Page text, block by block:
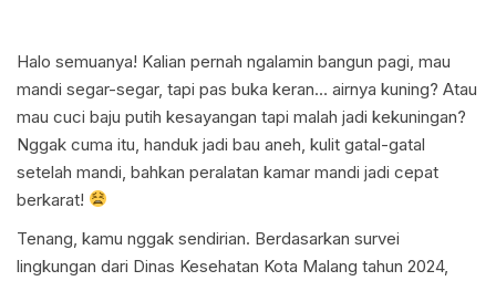
Halo semuanya! Kalian pernah ngalamin bangun pagi, mau
mandi segar-segar, tapi pas buka keran… airnya kuning? Atau
mau cuci baju putih kesayangan tapi malah jadi kekuningan?
Nggak cuma itu, handuk jadi bau aneh, kulit gatal-gatal
setelah mandi, bahkan peralatan kamar mandi jadi cepat
berkarat!
Tenang, kamu nggak sendirian. Berdasarkan survei
lingkungan dari Dinas Kesehatan Kota Malang tahun 2024,